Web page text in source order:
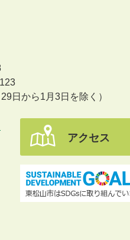
日から1月3日を除く）
アクセス